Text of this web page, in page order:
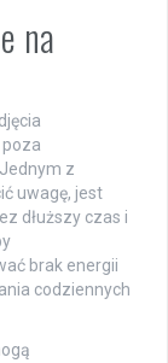
na
z
uwagę, jest
dłuższy czas i
brak energii
codziennych